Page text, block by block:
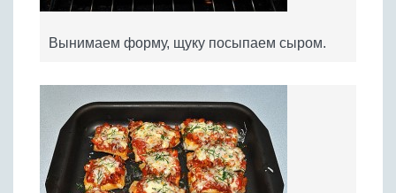
Вынимаем форму, щуку посыпаем сыром.